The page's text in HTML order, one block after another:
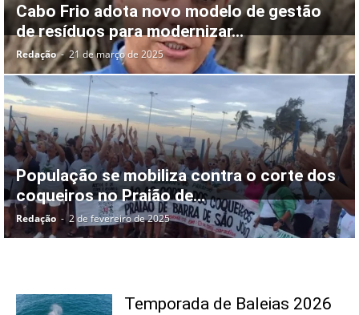
Cabo Frio adota novo modelo de gestão
de resíduos para modernizar...
Redação - 21 de março de 2025
População se mobiliza contra o corte dos
coqueiros no Praião de...
Redação - 2 de fevereiro de 2025
Temporada de Baleias 2026